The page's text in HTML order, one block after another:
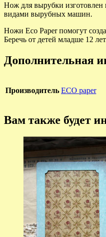
Нож для вырубки изготовлен
видами вырубных машин.
Ножи Eco Paper помогут
Беречь от детей младше 12
Дополнительная
Производитель ECO paper
Вам также будет